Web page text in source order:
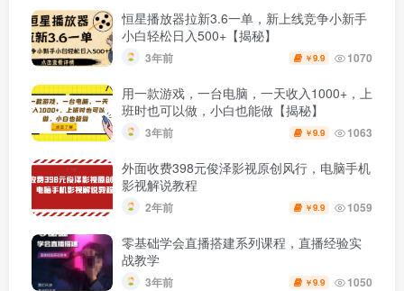
恒星播放器拉新3.6一单，新上线竞争小新手
小白轻松日入500+【揭秘】
3年前 ￥9.9 1070
用一款游戏，一台电脑，一天收入1000+，上
班时也可以做，小白也能做【揭秘】
3年前 ￥9.9 1063
外面收费398元俊泽影视原创风行，电脑手机
影视解说教程
2年前 ￥9.9 1059
零基础学会直播搭建系列课程，​直播经验实
战教学
3年前 ￥9.9 1050